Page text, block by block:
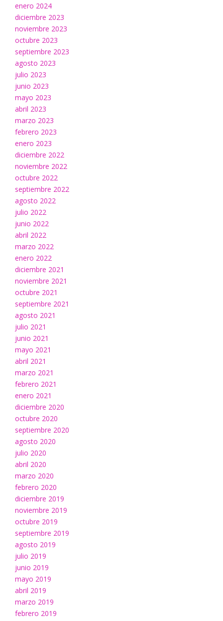
enero 2024
diciembre 2023
noviembre 2023
octubre 2023
septiembre 2023
agosto 2023
julio 2023
junio 2023
mayo 2023
abril 2023
marzo 2023
febrero 2023
enero 2023
diciembre 2022
noviembre 2022
octubre 2022
septiembre 2022
agosto 2022
julio 2022
junio 2022
abril 2022
marzo 2022
enero 2022
diciembre 2021
noviembre 2021
octubre 2021
septiembre 2021
agosto 2021
julio 2021
junio 2021
mayo 2021
abril 2021
marzo 2021
febrero 2021
enero 2021
diciembre 2020
octubre 2020
septiembre 2020
agosto 2020
julio 2020
abril 2020
marzo 2020
febrero 2020
diciembre 2019
noviembre 2019
octubre 2019
septiembre 2019
agosto 2019
julio 2019
junio 2019
mayo 2019
abril 2019
marzo 2019
febrero 2019